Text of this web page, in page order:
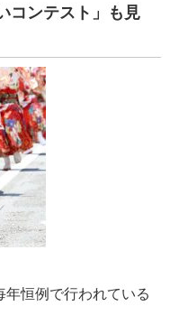
コンテスト」も見
恒例で行われている